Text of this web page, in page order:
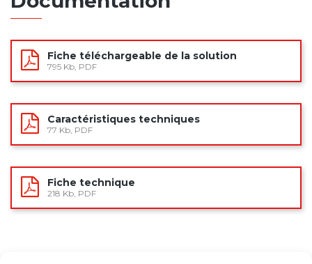
Fiche téléchargeable de la solution
795 Kb, PDF
Caractéristiques techniques
77 Kb, PDF
Fiche technique
218 Kb, PDF